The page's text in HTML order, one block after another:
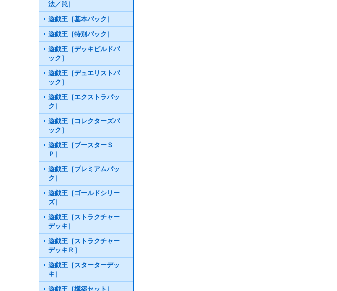
法／罠］
遊戯王［基本パック］
遊戯王［特別パック］
遊戯王［デッキビルドパ
ック］
遊戯王［デュエリストパ
ック］
遊戯王［エクストラパッ
ク］
遊戯王［コレクターズパ
ック］
遊戯王［ブースターＳ
Ｐ］
遊戯王［プレミアムパッ
ク］
遊戯王［ゴールドシリー
ズ］
遊戯王［ストラクチャー
デッキ］
遊戯王［ストラクチャー
デッキＲ］
遊戯王［スターターデッ
キ］
遊戯王［構築セット］